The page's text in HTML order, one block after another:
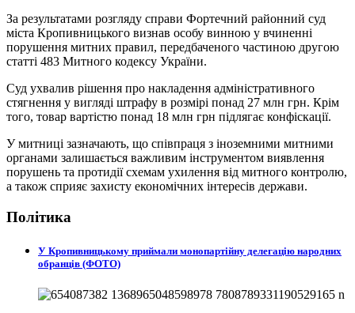
За результатами розгляду справи Фортечний районний суд
міста Кропивницького визнав особу винною у вчиненні
порушення митних правил, передбаченого частиною другою
статті 483 Митного кодексу України.
Суд ухвалив рішення про накладення адміністративного
стягнення у вигляді штрафу в розмірі понад 27 млн грн. Крім
того, товар вартістю понад 18 млн грн підлягає конфіскації.
У митниці зазначають, що співпраця з іноземними митними
органами залишається важливим інструментом виявлення
порушень та протидії схемам ухилення від митного контролю,
а також сприяє захисту економічних інтересів держави.
Політика
У Кропивницькому приймали монопартійну делегацію народних
обранців (ФОТО)